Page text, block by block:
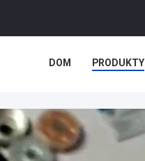
DOM PRODUKTY